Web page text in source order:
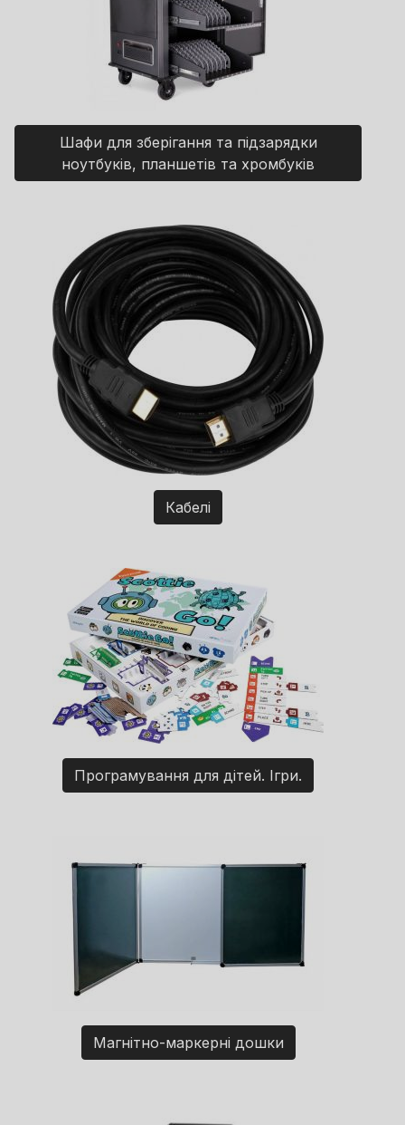
Шафи для зберігання та підзарядки
ноутбуків, планшетів та хромбуків
Кабелі
Програмування для дітей. Ігри.
Магнітно-маркерні дошки